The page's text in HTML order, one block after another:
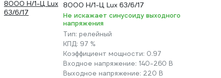
8000 Н/1-Ц Lux 63/6/17
Не искажает синусоиду выходного
напряжения
Тип: релейный
КПД: 97 %
Коэффициент мощности: 0.97
Входное напряжение: 140-260 В
Выходное напряжение: 220 В